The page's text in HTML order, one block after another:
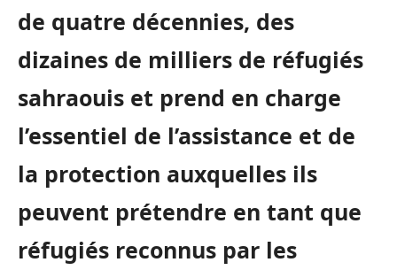
de quatre décennies, des
dizaines de milliers de réfugiés
sahraouis et prend en charge
l’essentiel de l’assistance et de
la protection auxquelles ils
peuvent prétendre en tant que
réfugiés reconnus par les